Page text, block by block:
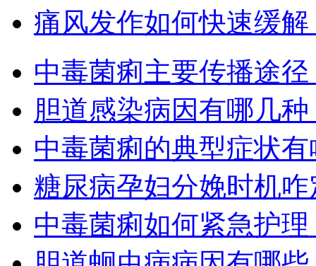
痛风发作如何快速缓解
中毒菌痢主要传播途径
胆道感染病因有哪几种
中毒菌痢的典型症状有
糖尿病孕妇分娩时机咋
中毒菌痢如何紧急护理